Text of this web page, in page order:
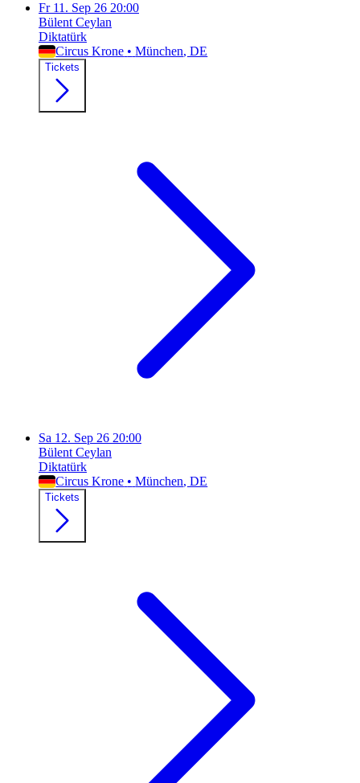
Fr 11. Sep 26 20:00
Bülent Ceylan
Diktatürk
Circus Krone • München, DE
Tickets
Sa 12. Sep 26 20:00
Bülent Ceylan
Diktatürk
Circus Krone • München, DE
Tickets